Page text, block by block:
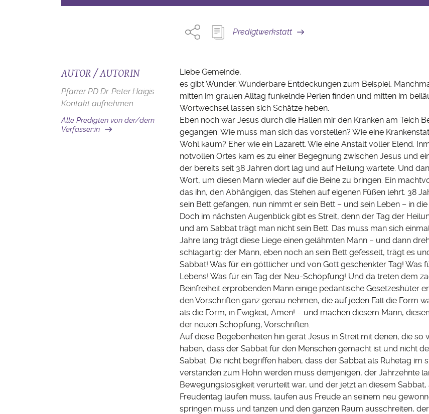
Predigtwerkstatt
AUTOR / AUTORIN
Pfarrer PD Dr. Peter Haigis
Kontakt aufnehmen
Alle Predigten von der/dem
Verfasser:in
Liebe Gemeinde,
es gibt Wunder. Wunderbare Entdeckungen zum Beispiel.
mitten im grauen Alltag funkelnde Perlen finden und mitten im
Wortwechsel lassen sich Schätze heben.
Eben noch war Jesus durch die Hallen mir den Kranken am Teich
gegangen. Wie muss man sich das vorstellen? Wie eine
Wohl kaum? Eher wie ein Lazarett. Wie eine Anstalt voller Elend.
notvollen Ortes kam es zu einer Begegnung zwischen Jesus und
der bereits seit 38 Jahren dort lag und auf Heilung wartete. Und
Wort, um diesen Mann wieder auf die Beine zu bringen. Ein
das ihn, den Abhängigen, das Stehen auf eigenen Füßen lehrt. 38
sein Bett gefangen, nun nimmt er sein Bett – und sein Leben – in
Doch im nächsten Augenblick gibt es Streit, denn der Tag der
und am Sabbat trägt man nicht sein Bett. Das muss man sich
Jahre lang trägt diese Liege einen gelähmten Mann – und dann
schlagartig: der Mann, eben noch an sein Bett gefesselt, trägt es
Sabbat! Was für ein göttlicher und von Gott geschenkter Tag! Was
Lebens! Was für ein Tag der Neu-Schöpfung! Und da treten dem
Beinfreiheit erprobenden Mann einige pedantische Gesetzeshüter
den Vorschriften ganz genau nehmen, die auf jeden Fall die Form
als die Form, in Ewigkeit, Amen! – und machen diesem Mann,
der neuen Schöpfung, Vorschriften.
Auf diese Begebenheiten hin gerät Jesus in Streit mit denen, die so
haben, dass der Sabbat für den Menschen gemacht ist und nicht
Sabbat. Die nicht begriffen haben, dass der Sabbat als Ruhetag im
verstanden zum Hohn werden muss demjenigen, der Jahrzehnte
Bewegungslosigkeit verurteilt war, und der jetzt an diesem Sabbat,
Freudentag laufen muss, laufen aus Freude an seinem neu
springen muss und tanzen und den ganzen Raum ausschreiten,